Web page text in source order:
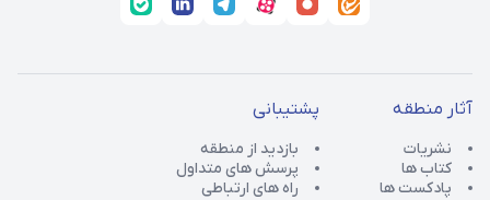
آثار منطقه
نشریات
کتاب ها
پادکست ها
پشتیبانی
بازدید از منطقه
پرسش های متداول
راه های ارتباطی